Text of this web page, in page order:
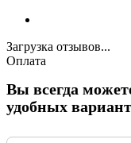
Загрузка отзывов...
Оплата
Вы всегда
удобных